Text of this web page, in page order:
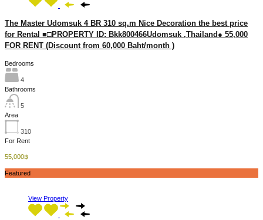
The Master Udomsuk 4 BR 310 sq.m Nice Decoration the best price
for Rental ■□PROPERTY ID: Bkk800466Udomsuk ,Thailand● 55,000
FOR RENT (Discount from 60,000 Baht/month )
Bedrooms
4
Bathrooms
5
Area
310
For Rent
55,000฿
Featured
View Property